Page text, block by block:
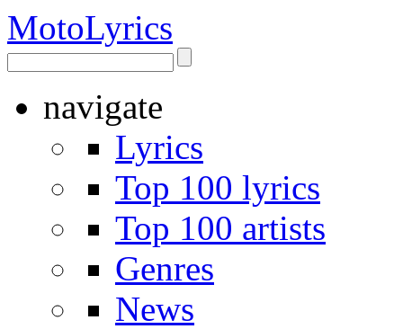
MotoLyrics
navigate
Lyrics
Top 100 lyrics
Top 100 artists
Genres
News